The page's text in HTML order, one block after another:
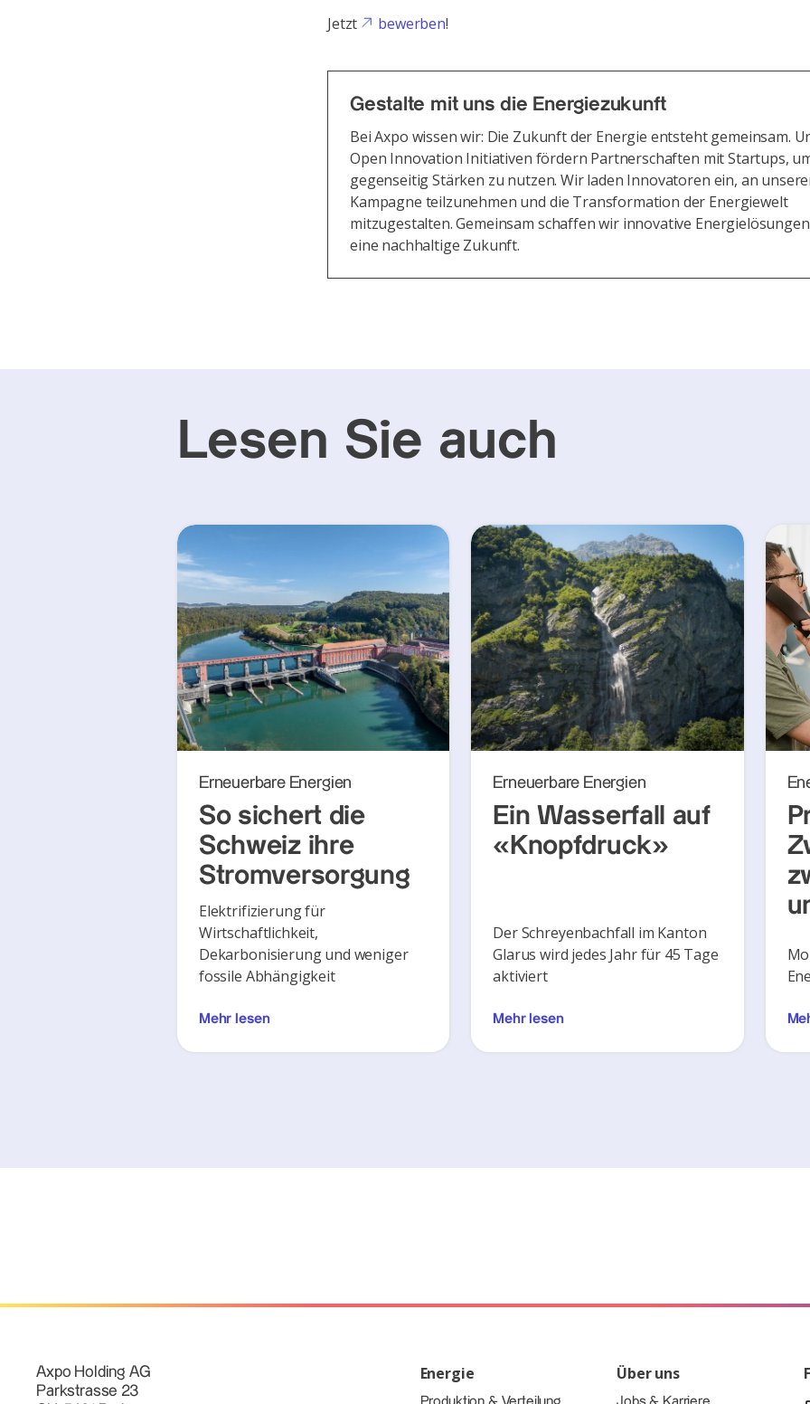
Jetzt
bewerben!
Gestalte mit uns die Energiezukunft
Bei Axpo wissen wir: Die Zukunft der Energie entsteht gemeinsam.
Open Innovation Initiativen fördern Partnerschaften mit Startups,
gegenseitig Stärken zu nutzen. Wir laden Innovatoren ein, an
Kampagne teilzunehmen und die Transformation der Energiewelt
mitzugestalten. Gemeinsam schaffen wir innovative
eine nachhaltige Zukunft.
Lesen Sie auch
Erneuerbare Energien
So sichert die
Schweiz ihre
Stromversorgung
Elektrifizierung für
Wirtschaftlichkeit,
Dekarbonisierung und weniger
fossile Abhängigkeit
Mehr lesen
Erneuerbare Energien
Ein Wasserfall auf
«Knopfdruck»
Der Schreyenbachfall im Kanton
Glarus wird jedes Jahr für 45 Tage
aktiviert
Mehr lesen
Axpo Holding AG
Parkstrasse 23
Energie Über uns